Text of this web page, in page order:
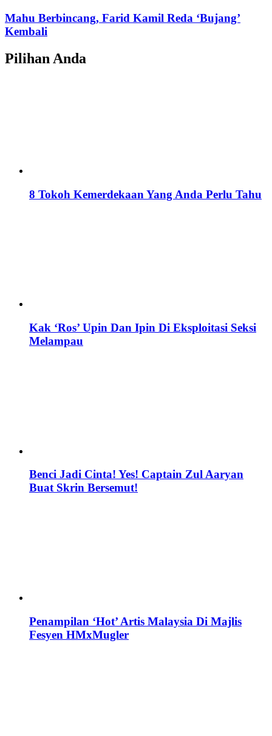
Mahu Berbincang, Farid Kamil Reda ‘Bujang’
Kembali
Pilihan Anda
8 Tokoh Kemerdekaan Yang Anda Perlu Tahu
Kak ‘Ros’ Upin Dan Ipin Di Eksploitasi Seksi
Melampau
Benci Jadi Cinta! Yes! Captain Zul Aaryan
Buat Skrin Bersemut!
Penampilan ‘Hot’ Artis Malaysia Di Majlis
Fesyen HMxMugler